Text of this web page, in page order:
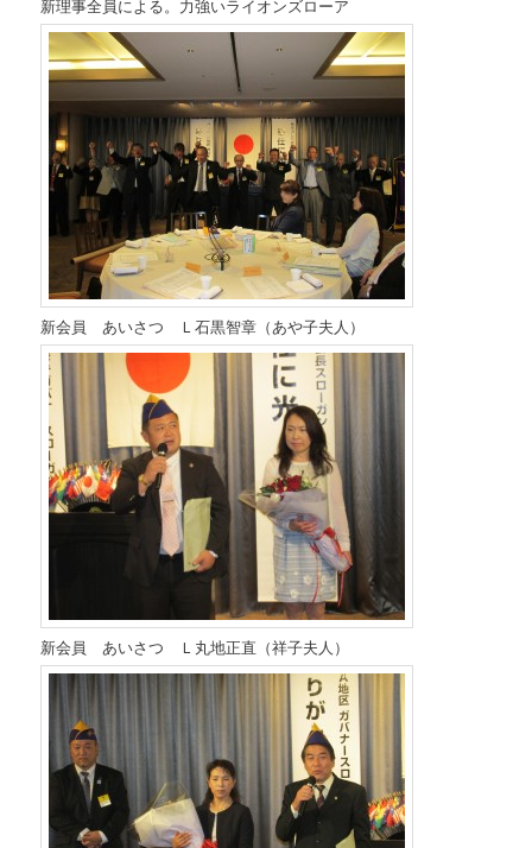
新理事全員による。力強いライオンズローア
新会員 あいさつ Ｌ石黒智章（あや子夫人）
新会員 あいさつ Ｌ丸地正直（祥子夫人）